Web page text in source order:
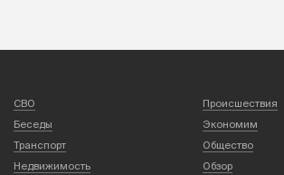
СВО
Происшествия
Беседы
Экономим
Транспорт
Общество
Недвижимость
Обзор